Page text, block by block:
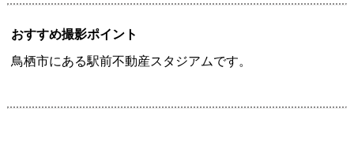
おすすめ撮影ポイント
鳥栖市にある駅前不動産スタジアムです。